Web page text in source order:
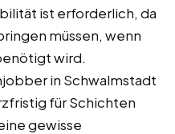
ist erforderlich, da
müssen, wenn
wird.
in Schwalmstadt
für Schichten
gewisse